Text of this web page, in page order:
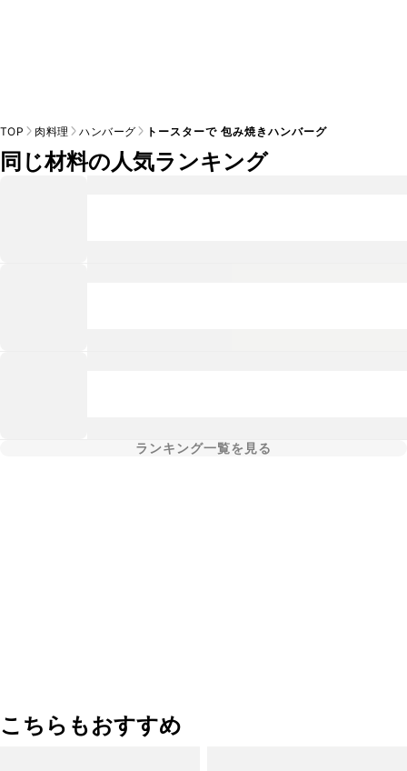
TOP 肉料理 ハンバーグ トースターで 包み焼きハンバーグ
同じ材料の人気ランキング
ランキング一覧を見る
こちらもおすすめ